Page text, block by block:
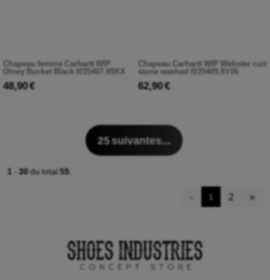
Chapeau femme Carhartt WIP
Olney Bucket Black I035407.89XX
48,90 €
Chapeau Carhartt WIP Webster cuir
stone washed I035405.8Y06
62,90 €
25suivantes...
1 - 30du total55
1 2 »